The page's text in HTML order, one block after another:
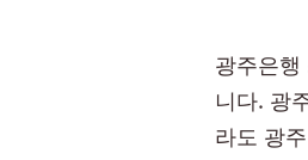
광주은
니다. 광
라도 광